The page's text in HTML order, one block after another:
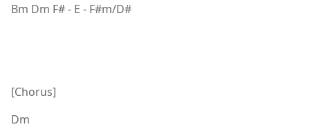
Bm Dm F# - E - F#m/D#
[Chorus]
Dm